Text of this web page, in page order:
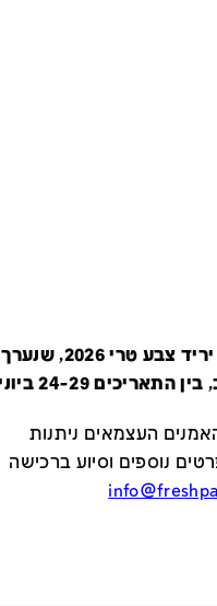
קטלוג זה מציג את כל משתתפי יריד צבע טרי 2026, שנערך
24-29 ביוני.
העצמאים ניתנות
נוספים וסיוע ברכישה